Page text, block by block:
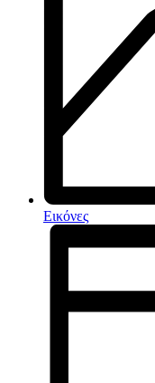
Εικόνες